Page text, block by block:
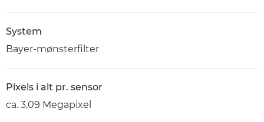
System
Bayer-mønsterfilter
Pixels i alt pr. sensor
ca. 3,09 Megapixel